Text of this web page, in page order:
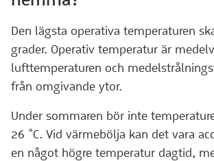
Den lägsta operativa temperaturen
grader. Operativ temperatur är
lufttemperaturen och
från omgivande ytor.
Under sommaren bör inte
26 °C. Vid värmebölja kan det vara
en något högre temperatur dagtid,